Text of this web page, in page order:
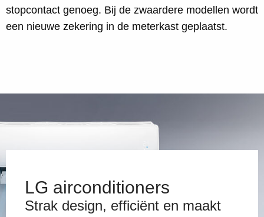
stopcontact genoeg. Bij de zwaardere modellen wordt
een nieuwe zekering in de meterkast geplaatst.
LG airconditioners
Strak design, efficiënt en maakt